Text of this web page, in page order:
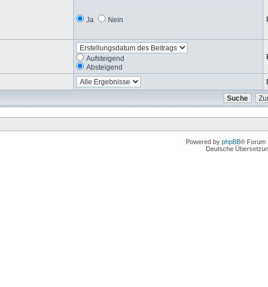
Ja Nein
Aufsteigend
Absteigend
Powered by phpBB® Forum
Deutsche